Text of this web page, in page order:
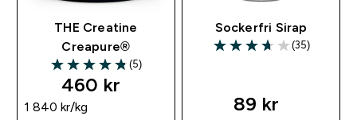
THE Creatine
Creapure®
4.8 out of 5 stars
(5)
460 kr‎
1 840 kr‎/kg
Sockerfri Sirap
3.66 out of 5 stars
(35)
89 kr‎